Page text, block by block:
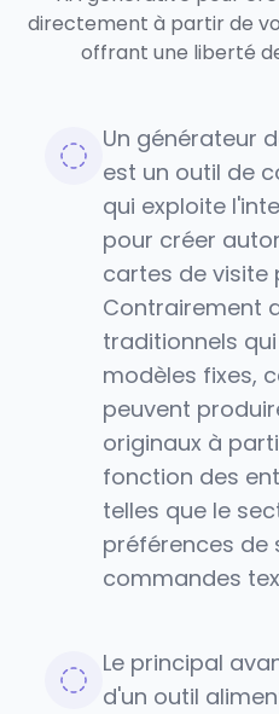
directement à partir de
offrant une liberté
Un générateur
est un outil de
qui exploite
pour créer
cartes de visite
Contrairement
traditionnels
modèles fixes,
peuvent
originaux à
fonction des
telles que le
préférences de
commandes
Le principal
d'un outil